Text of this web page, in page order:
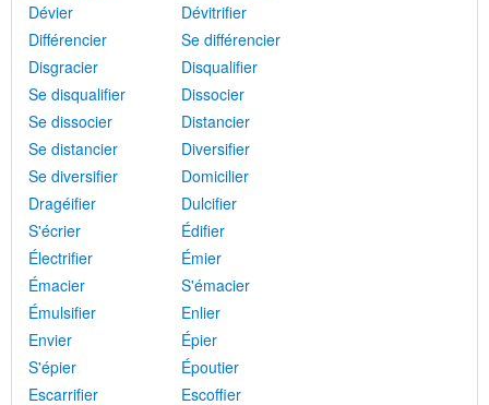
Dévier
Dévitrifier
Différencier
Se différencier
Disgracier
Disqualifier
Se disqualifier
Dissocier
Se dissocier
Distancier
Se distancier
Diversifier
Se diversifier
Domicilier
Dragéifier
Dulcifier
S'écrier
Édifier
Électrifier
Émier
Émacier
S'émacier
Émulsifier
Enlier
Envier
Épier
S'épier
Époutier
Escarrifier
Escoffier